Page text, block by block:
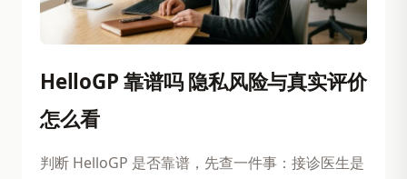
HelloGP 靠谱吗 隐私风险与真实评价
怎么看
判断 HelloGP 是否靠谱，先查一件事：接诊医生是